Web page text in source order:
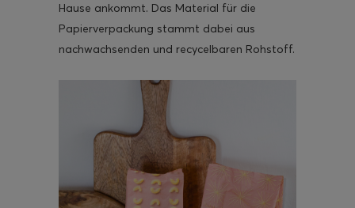
Hause ankommt. Das Material für die
Papierverpackung stammt dabei aus
nachwachsenden und recycelbaren Rohstoff.